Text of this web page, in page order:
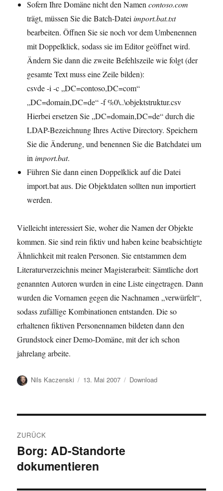
Sofern Ihre Domäne nicht den Namencontoso.com
trägt, müssen Sie die Batch-Dateiimport.bat.txt
bearbeiten. Öffnen Sie sie noch vor dem Umbenennen
mit Doppelklick, sodass sie im Editor geöffnet wird.
Ändern Sie dann die zweite Befehlszeile wie folgt (der
gesamte Text muss eine Zeile bilden):
csvde -i -c „DC=contoso,DC=com“
„DC=domain,DC=de“ -f %0\..\objektstruktur.csv
Hierbei ersetzen Sie „DC=domain,DC=de“ durch die
LDAP-Bezeichnung Ihres Active Directory. Speichern
Sie die Änderung, und benennen Sie die Batchdatei um
inimport.bat.
Führen Sie dann einen Doppelklick auf die Datei
import.bat aus. Die Objektdaten sollten nun importiert
werden.
Vielleicht interessiert Sie, woher die Namen der Objekte
kommen. Sie sind rein fiktiv und haben keine beabsichtigte
Ähnlichkeit mit realen Personen. Sie entstammen dem
Literaturverzeichnis meiner Magisterarbeit: Sämtliche dort
genannten Autoren wurden in eine Liste eingetragen. Dann
wurden die Vornamen gegen die Nachnamen „verwürfelt“,
sodass zufällige Kombinationen entstanden. Die so
erhaltenen fiktiven Personennamen bildeten dann den
Grundstock einer Demo-Domäne, mit der ich schon
jahrelang arbeite.
Autor
Nils Kaczenski
Veröffentlicht
13. Mai 2007 Kategorien
Download
ZURÜCK
Vorheriger
Beitrag:
Borg: AD-Standorte
dokumentieren